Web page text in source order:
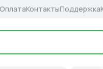
ОплатаКонтактыПоддержка